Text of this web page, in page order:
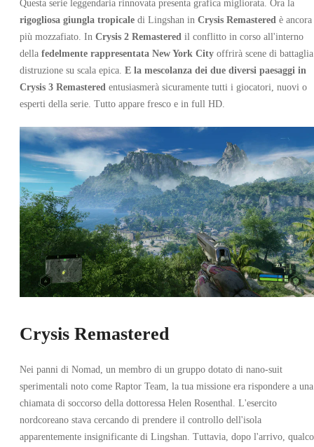
Questa serie leggendaria rinnovata presenta grafica migliorata. Ora la
rigogliosa giungla tropicale di Lingshan in Crysis Remastered è ancora
più mozzafiato. In Crysis 2 Remastered il conflitto in corso all'interno
della fedelmente rappresentata New York City offrirà scene di
distruzione su scala epica. E la mescolanza dei due diversi paesaggi in
Crysis 3 Remastered entusiasmerà sicuramente tutti i giocatori, nuovi o
esperti della serie. Tutto appare fresco e in full HD.
Crysis Remastered
Nei panni di Nomad, un membro di un gruppo dotato di nano-suit
sperimentali noto come Raptor Team, la tua missione era rispondere a una
chiamata di soccorso della dottoressa Helen Rosenthal. L'esercito
nordcoreano stava cercando di prendere il controllo dell'isola
apparentemente insignificante di Lingshan. Tuttavia, dopo l'arrivo,